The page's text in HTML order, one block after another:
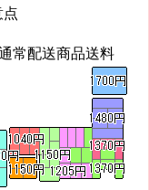
点
常配送商品送料